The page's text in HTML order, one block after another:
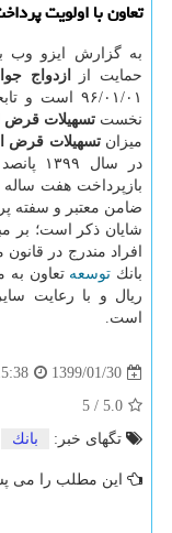
تعاون با اولویت
به گزارش ایزو وب
حمایت از
ازدواج
۹۶/۰۱/۰۱
نخست تسهیلات قرض
میزان تسهیلات قرض
ضامن معتبر و سفته
شایان ذكر است؛ بر
افراد مندرج در
بانك توسعه
ریال و با رعایت
است.
1399/01/30
5.0
/
5
تگهای خبر:
بانك
این مطلب را می